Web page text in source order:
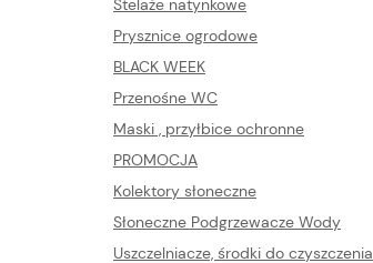
Stelaże natynkowe
Prysznice ogrodowe
BLACK WEEK
Przenośne WC
Maski , przyłbice ochronne
PROMOCJA
Kolektory słoneczne
Słoneczne Podgrzewacze Wody
Uszczelniacze, środki do czyszczenia